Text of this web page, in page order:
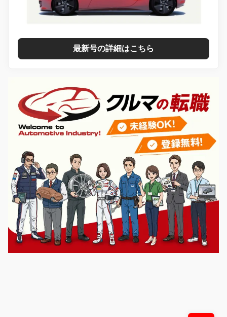
最新号の詳細はこちら